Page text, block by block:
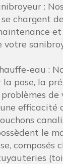
:
chargent
eau :
la pose, la
de
efficacité
le
composés